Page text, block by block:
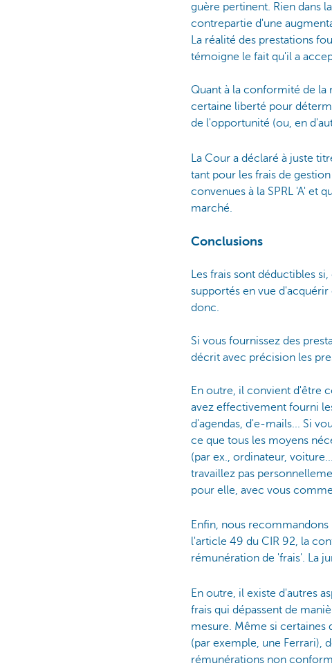
guère pertinent. Rien dans
contrepartie d'une
La réalité des prestations
témoigne le fait qu'il a
Quant à la conformité de la
certaine liberté pour
de l'opportunité (ou, en
La Cour a déclaré à juste
tant pour les frais de
convenues à la SPRL 'A' et
marché.
Conclusions
Les frais sont déductibles
supportés en vue
donc.
Si vous fournissez des
décrit avec précision les
En outre, il convient d'être
avez effectivement fourni
d'agendas, d'e-mails... Si
ce que tous les moyens
(par ex., ordinateur,
travaillez pas
pour elle, avec vous
Enfin, nous
l'article 49 du CIR 92, la
rémunération de 'frais'. La
En outre, il existe d'autres
frais qui dépassent de
mesure. Même si certaines
(par exemple, une Ferrari),
rémunérations non